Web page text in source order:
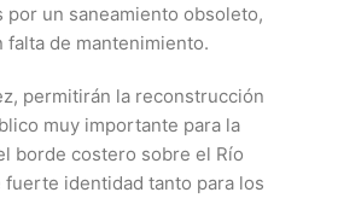
por un saneamiento obsoleto,
falta de mantenimiento.
permitirán la reconstrucción
muy importante para la
borde costero sobre el Río
fuerte identidad tanto para los